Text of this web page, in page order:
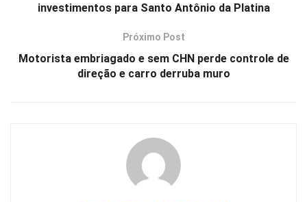
investimentos para Santo Antônio da Platina
Próximo Post
Motorista embriagado e sem CHN perde controle de
direção e carro derruba muro